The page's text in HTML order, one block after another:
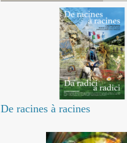
De racines à racines